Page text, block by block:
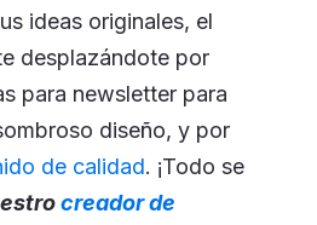
ideas originales, el
desplazándote por
para newsletter para
diseño, y por
de calidad. ¡Todo se
creador de